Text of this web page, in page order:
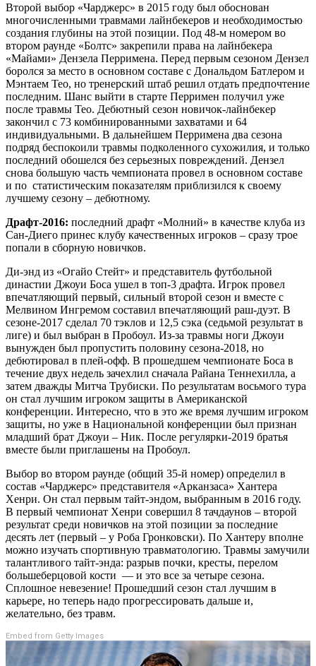
Второй выбор «Чарджерс» в 2015 году был обоснован
многочисленными травмами лайнбекеров и необходимостью
создания глубины на этой позиции. Под 48-м номером во
втором раунде «Болтс» закрепили права на лайнбекера
«Майами» Дензела Перримена. Перед первым сезоном Дензел
боролся за место в основном составе с Дональдом Батлером и
Мэнтаем Тео, но тренерский штаб решил отдать предпочтение
последним. Шанс выйти в старте Перримен получил уже
после травмы Тео. Дебютный сезон новичок-лайнбекер
закончил с 73 комбинированными захватами и 64
индивидуальными. В дальнейшем Перримена два сезона
подряд беспокоили травмы подколенного сухожилия, и только
последний обошелся без серьезных повреждений. Дензел
снова большую часть чемпионата провел в основном составе
и по статистическим показателям приблизился к своему
лучшему сезону – дебютному.
Драфт-2016: последний драфт «Молний» в качестве клуба из
Сан-Диего принес клубу качественных игроков – сразу трое
попали в сборную новичков.
Ди-энд из «Огайо Стейт» и представитель футбольной
династии Джоуи Боса ушел в топ-3 драфта. Игрок провел
впечатляющий первый, сильный второй сезон и вместе с
Мелвином Ингремом составил впечатляющий раш-дуэт. В
сезоне-2017 сделал 70 тэклов и 12,5 сэка (седьмой результат в
лиге) и был выбран в Пробоул. Из-за травмы ноги Джоуи
вынужден был пропустить половину сезона-2018, но
дебютировал в плей-офф. В прошедшем чемпионате Боса в
течение двух недель зачехлил сначала Райана Теннехилла, а
затем дважды Митча Трубиски. По результатам восьмого тура
он стал лучшим игроком защиты в Американской
конференции. Интересно, что в это же время лучшим игроком
защиты, но уже в Национальной конференции был признан
младший брат Джоуи – Ник. После регулярки-2019 братья
вместе были приглашены на Пробоул.
Выбор во втором раунде (общий 35-й номер) определил в
состав «Чарджерс» представителя «Арканзаса» Хантера
Хенри. Он стал первым тайт-эндом, выбранным в 2016 году.
В первый чемпионат Хенри совершил 8 тачдаунов – второй
результат среди новичков на этой позиции за последние
десять лет (первый – у Роба Гронковски). По Хантеру вполне
можно изучать спортивную травматологию. Травмы замучили
талантливого тайт-энда: разрыв почки, кресты, перелом
большеберцовой кости — и это все за четыре сезона.
Сплошное невезение! Прошедший сезон стал лучшим в
карьере, но теперь надо прогрессировать дальше и,
желательно, без травм.
Embed from Getty Images